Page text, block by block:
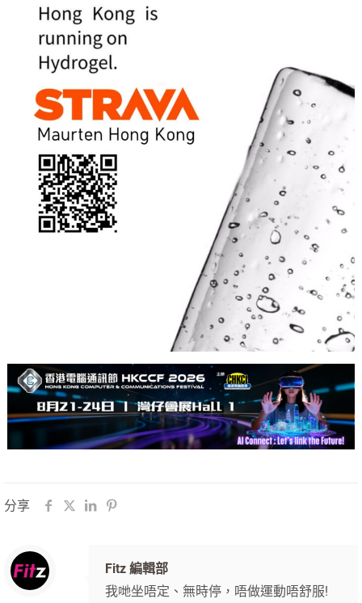
分享
Fitz 編輯部
我哋坐唔定、無時停，唔做運動唔舒服!